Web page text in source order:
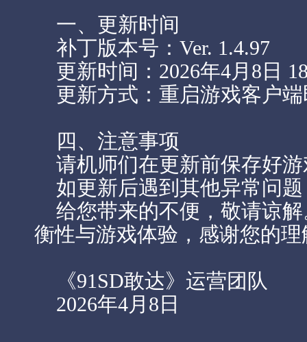
一、更新时间
补丁版本号：Ver. 1.4.97
更新时间：2026年4月8日
更新方式：重启游戏客户
四、注意事项
请机师们在更新前保存好
如更新后遇到其他异常问
给您带来的不便，敬请谅
衡性与游戏体验，感谢您的
《91SD敢达》运营团队
2026年4月8日